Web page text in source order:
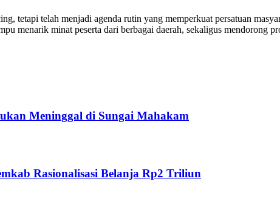
tetapi telah menjadi agenda rutin yang memperkuat persatuan
menarik minat peserta dari berbagai daerah, sekaligus mendorong
Meninggal di Sungai Mahakam
Rasionalisasi Belanja Rp2 Triliun